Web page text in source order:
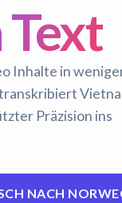
Inhalte in
Präzision ins
NACH